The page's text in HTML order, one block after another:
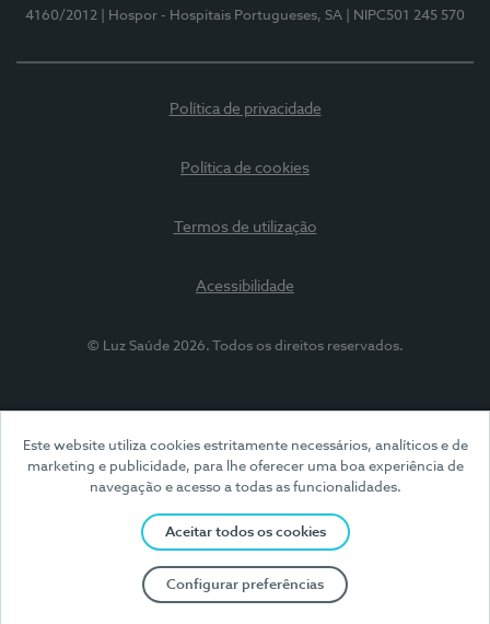
Este website utiliza cookies estritamente necessários, analíticos e de
marketing e publicidade, para lhe oferecer uma boa experiência de
navegação e acesso a todas as funcionalidades.
Aceitar todos os cookies
Configurar preferências
4160/2012
| Hospor - Hospitais Portugueses, SA | NIPC501 245 570
Política de privacidade
Política de cookies
Termos de utilização
Acessibilidade
© Luz Saúde 2026. Todos os direitos reservados.